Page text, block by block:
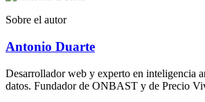
Sobre el autor
Antonio Duarte
Desarrollador web y experto en inteligencia
datos. Fundador de ONBAST y de Precio